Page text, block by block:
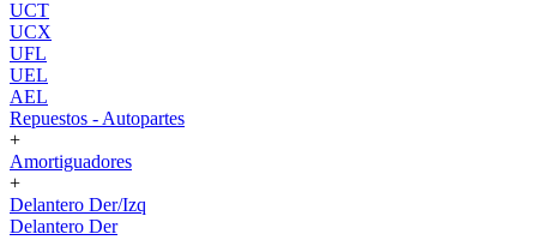
UCT
UCX
UFL
UEL
AEL
Repuestos - Autopartes
+
Amortiguadores
+
Delantero Der/Izq
Delantero Der